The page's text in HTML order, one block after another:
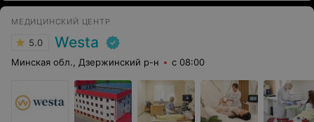
МЕДИЦИНСКИЙ ЦЕНТР
5.0 Westa
Минская обл., Дзержинский р-н с 08:00